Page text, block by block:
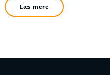
Læs mere